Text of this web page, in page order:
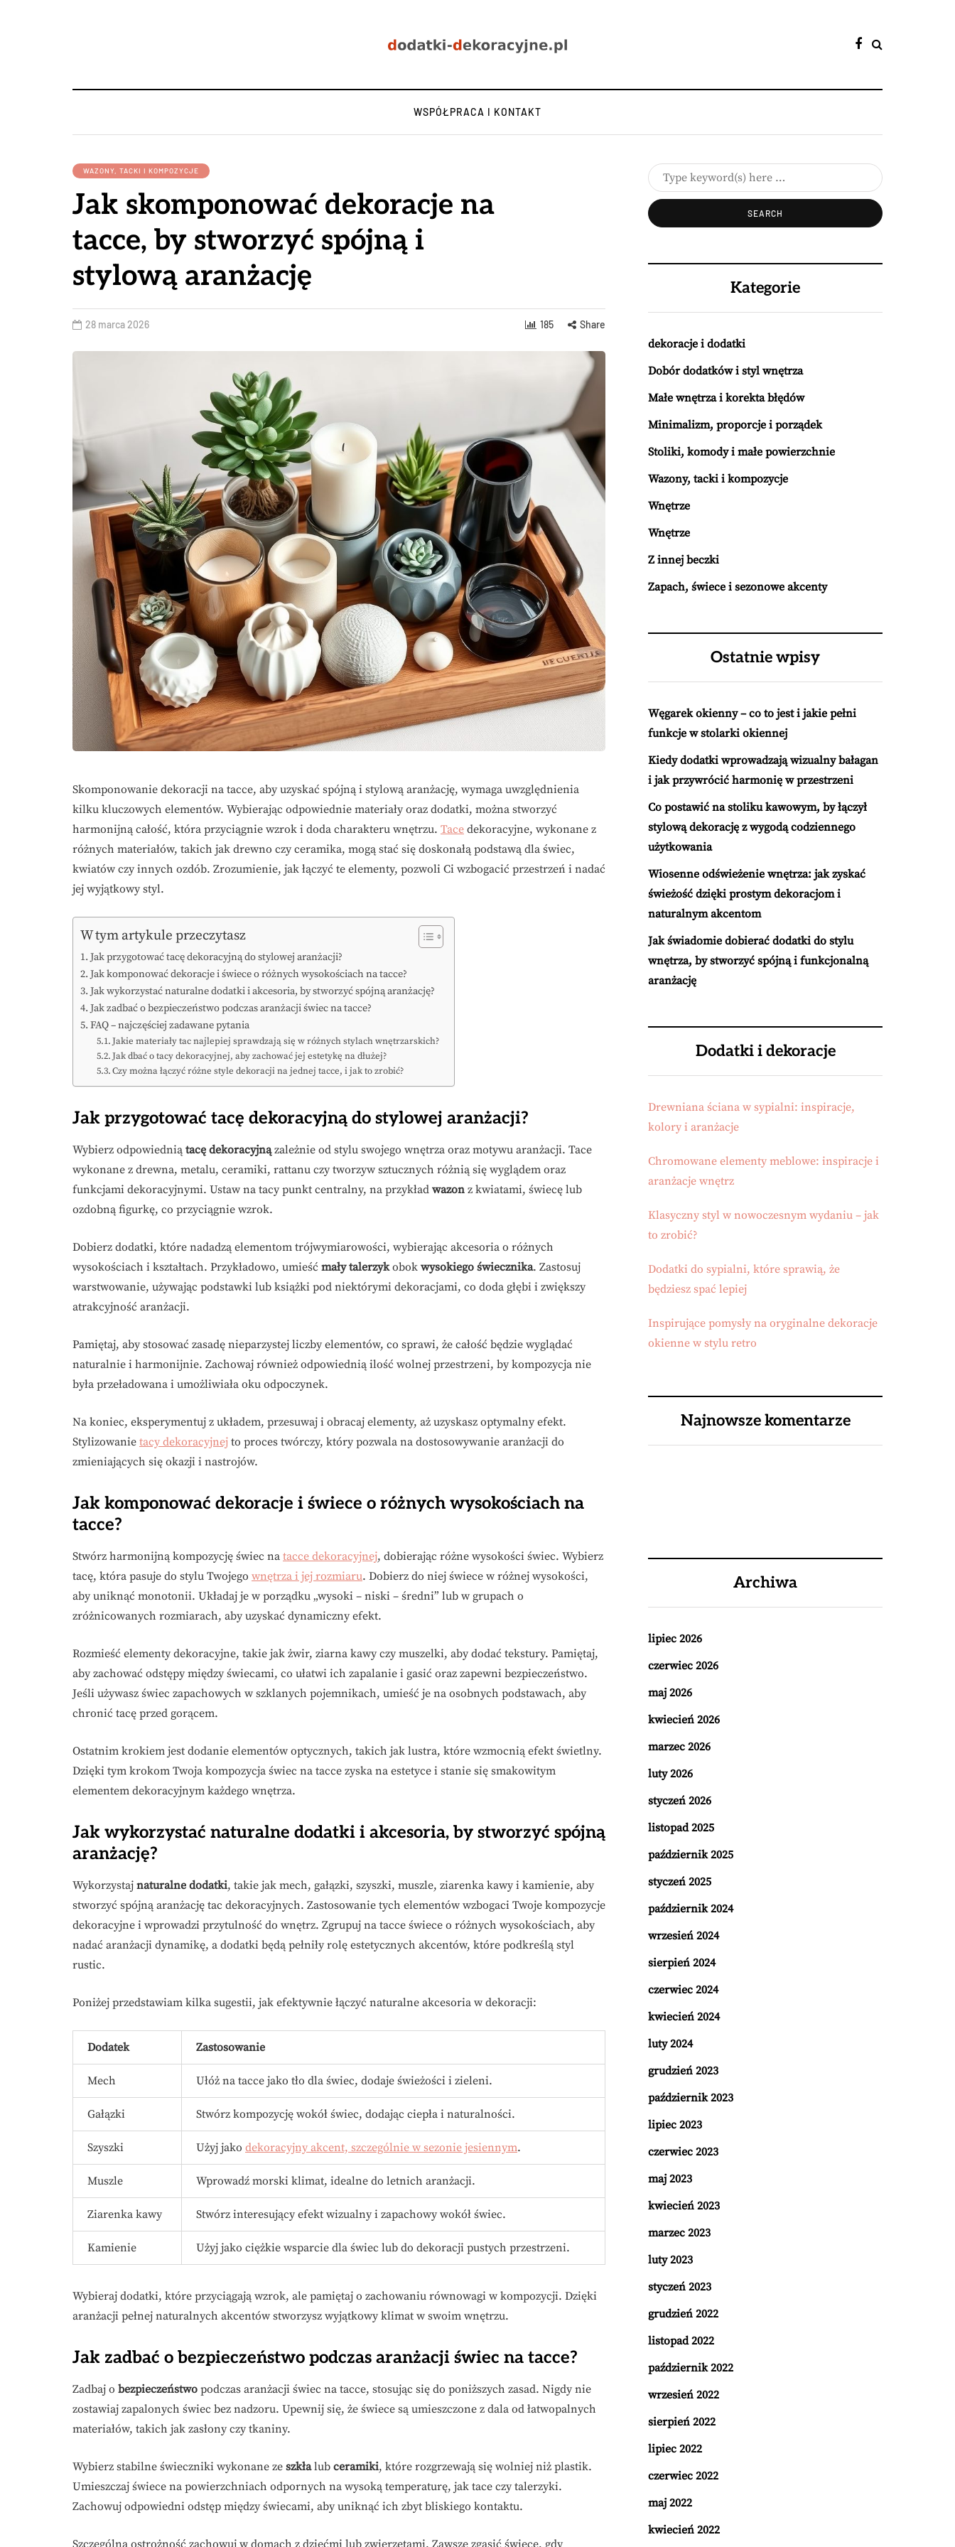
WSPÓŁPRACA I KONTAKT
WAZONY, TACKI I KOMPOZYCJE
Jak skomponować dekoracje na
tacce, by stworzyć spójną i
stylową aranżację
28 marca 2026 185 Share
Skomponowanie dekoracji na tacce, aby uzyskać spójną i stylową aranżację, wymaga uwzględnienia
kilku kluczowych elementów. Wybierając odpowiednie materiały oraz dodatki, można stworzyć
harmonijną całość, która przyciągnie wzrok i doda charakteru wnętrzu. Tace dekoracyjne, wykonane z
różnych materiałów, takich jak drewno czy ceramika, mogą stać się doskonałą podstawą dla świec,
kwiatów czy innych ozdób. Zrozumienie, jak łączyć te elementy, pozwoli Ci wzbogacić przestrzeń i nadać
jej wyjątkowy styl.
W tym artykule przeczytasz
Jak przygotować tacę dekoracyjną do stylowej aranżacji?
Jak komponować dekoracje i świece o różnych wysokościach na tacce?
Jak wykorzystać naturalne dodatki i akcesoria, by stworzyć spójną aranżację?
Jak zadbać o bezpieczeństwo podczas aranżacji świec na tacce?
FAQ – najczęściej zadawane pytania
Jakie materiały tac najlepiej sprawdzają się w różnych stylach wnętrzarskich?
Jak dbać o tacy dekoracyjnej, aby zachować jej estetykę na dłużej?
Czy można łączyć różne style dekoracji na jednej tacce, i jak to zrobić?
Jak przygotować tacę dekoracyjną do stylowej aranżacji?
Wybierz odpowiednią tacę dekoracyjnązależnie od stylu swojego wnętrza oraz motywu aranżacji. Tace
wykonane z drewna, metalu, ceramiki, rattanu czy tworzyw sztucznych różnią się wyglądem oraz
funkcjami dekoracyjnymi. Ustaw na tacy punkt centralny, na przykład wazon z kwiatami, świecę lub
ozdobną figurkę, co przyciągnie wzrok.
Dobierz dodatki, które nadadzą elementom trójwymiarowości, wybierając akcesoria o różnych
wysokościach i kształtach. Przykładowo, umieść mały talerzykobok wysokiego świecznika. Zastosuj
warstwowanie, używając podstawki lub książki pod niektórymi dekoracjami, co doda głębi i zwiększy
atrakcyjność aranżacji.
Pamiętaj, aby stosować zasadę nieparzystej liczby elementów, co sprawi, że całość będzie wyglądać
naturalnie i harmonijnie. Zachowaj również odpowiednią ilość wolnej przestrzeni, by kompozycja nie
była przeładowana i umożliwiała oku odpoczynek.
Na koniec, eksperymentuj z układem, przesuwaj i obracaj elementy, aż uzyskasz optymalny efekt.
Stylizowanie tacy dekoracyjnej to proces twórczy, który pozwala na dostosowywanie aranżacji do
zmieniających się okazji i nastrojów.
Jak komponować dekoracje i świece o różnych wysokościach na
tacce?
Stwórz harmonijną kompozycję świec na tacce dekoracyjnej, dobierając różne wysokości świec. Wybierz
tacę, która pasuje do stylu Twojego wnętrza i jej rozmiaru. Dobierz do niej świece w różnej wysokości,
aby uniknąć monotonii. Układaj je w porządku „wysoki – niski – średni” lub w grupach o
zróżnicowanych rozmiarach, aby uzyskać dynamiczny efekt.
Rozmieść elementy dekoracyjne, takie jak żwir, ziarna kawy czy muszelki, aby dodać tekstury. Pamiętaj,
aby zachować odstępy między świecami, co ułatwi ich zapalanie i gasić oraz zapewni bezpieczeństwo.
Jeśli używasz świec zapachowych w szklanych pojemnikach, umieść je na osobnych podstawach, aby
chronić tacę przed gorącem.
Ostatnim krokiem jest dodanie elementów optycznych, takich jak lustra, które wzmocnią efekt świetlny.
Dzięki tym krokom Twoja kompozycja świec na tacce zyska na estetyce i stanie się smakowitym
elementem dekoracyjnym każdego wnętrza.
Jak wykorzystać naturalne dodatki i akcesoria, by stworzyć spójną
aranżację?
Wykorzystaj naturalne dodatki, takie jak mech, gałązki, szyszki, muszle, ziarenka kawy i kamienie, aby
stworzyć spójną aranżację tac dekoracyjnych. Zastosowanie tych elementów wzbogaci Twoje kompozycje
dekoracyjne i wprowadzi przytulność do wnętrz. Zgrupuj na tacce świece o różnych wysokościach, aby
nadać aranżacji dynamikę, a dodatki będą pełniły rolę estetycznych akcentów, które podkreślą styl
rustic.
Poniżej przedstawiam kilka sugestii, jak efektywnie łączyć naturalne akcesoria w dekoracji:
Dodatek Zastosowanie
Mech Ułóż na tacce jako tło dla świec, dodaje świeżości i zieleni.
Gałązki Stwórz kompozycję wokół świec, dodając ciepła i naturalności.
Szyszki Użyj jako dekoracyjny akcent, szczególnie w sezonie jesiennym.
Muszle Wprowadź morski klimat, idealne do letnich aranżacji.
Ziarenka kawy Stwórz interesujący efekt wizualny i zapachowy wokół świec.
Kamienie Użyj jako ciężkie wsparcie dla świec lub do dekoracji pustych przestrzeni.
Wybieraj dodatki, które przyciągają wzrok, ale pamiętaj o zachowaniu równowagi w kompozycji. Dzięki
aranżacji pełnej naturalnych akcentów stworzysz wyjątkowy klimat w swoim wnętrzu.
Jak zadbać o bezpieczeństwo podczas aranżacji świec na tacce?
Zadbaj o bezpieczeństwo podczas aranżacji świec na tacce, stosując się do poniższych zasad. Nigdy nie
zostawiaj zapalonych świec bez nadzoru. Upewnij się, że świece są umieszczone z dala od łatwopalnych
materiałów, takich jak zasłony czy tkaniny.
Wybierz stabilne świeczniki wykonane ze szkłalub ceramiki, które rozgrzewają się wolniej niż plastik.
Umieszczaj świece na powierzchniach odpornych na wysoką temperaturę, jak tace czy talerzyki.
Zachowuj odpowiedni odstęp między świecami, aby uniknąć ich zbyt bliskiego kontaktu.
Szczególną ostrożność zachowuj w domach z dziećmi lub zwierzętami. Zawsze zgasić świece, gdy
Kategorie
dekoracje i dodatki
Dobór dodatków i styl wnętrza
Małe wnętrza i korekta błędów
Minimalizm, proporcje i porządek
Stoliki, komody i małe powierzchnie
Wazony, tacki i kompozycje
Wnętrze
Wnętrze
Z innej beczki
Zapach, świece i sezonowe akcenty
Ostatnie wpisy
Węgarek okienny – co to jest i jakie pełni
funkcje w stolarki okiennej
Kiedy dodatki wprowadzają wizualny bałagan
i jak przywrócić harmonię w przestrzeni
Co postawić na stoliku kawowym, by łączył
stylową dekorację z wygodą codziennego
użytkowania
Wiosenne odświeżenie wnętrza: jak zyskać
świeżość dzięki prostym dekoracjom i
naturalnym akcentom
Jak świadomie dobierać dodatki do stylu
wnętrza, by stworzyć spójną i funkcjonalną
aranżację
Dodatki i dekoracje
Drewniana ściana w sypialni: inspiracje,
kolory i aranżacje
Chromowane elementy meblowe: inspiracje i
aranżacje wnętrz
Klasyczny styl w nowoczesnym wydaniu – jak
to zrobić?
Dodatki do sypialni, które sprawią, że
będziesz spać lepiej
Inspirujące pomysły na oryginalne dekoracje
okienne w stylu retro
Najnowsze komentarze
Archiwa
lipiec 2026
czerwiec 2026
maj 2026
kwiecień 2026
marzec 2026
luty 2026
styczeń 2026
listopad 2025
październik 2025
styczeń 2025
październik 2024
wrzesień 2024
sierpień 2024
czerwiec 2024
kwiecień 2024
luty 2024
grudzień 2023
październik 2023
lipiec 2023
czerwiec 2023
maj 2023
kwiecień 2023
marzec 2023
luty 2023
styczeń 2023
grudzień 2022
listopad 2022
październik 2022
wrzesień 2022
sierpień 2022
lipiec 2022
czerwiec 2022
maj 2022
kwiecień 2022